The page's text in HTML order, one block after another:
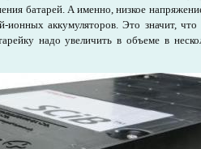
батарей. А именно, низкое
аккумуляторов. Это значит, что
надо увеличить в объеме в